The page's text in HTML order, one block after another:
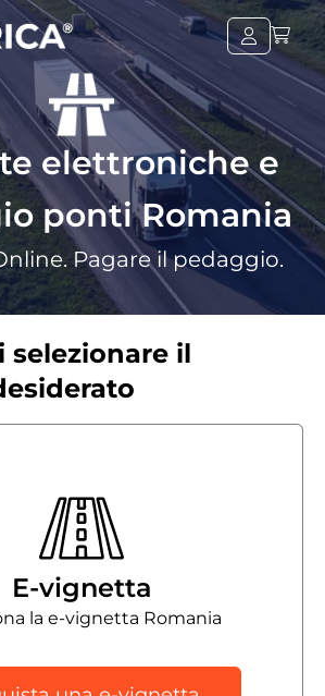
elettroniche e
ponti Romania
Pagare il pedaggio.
selezionare il
E-vignetta
la e-vignetta Romania